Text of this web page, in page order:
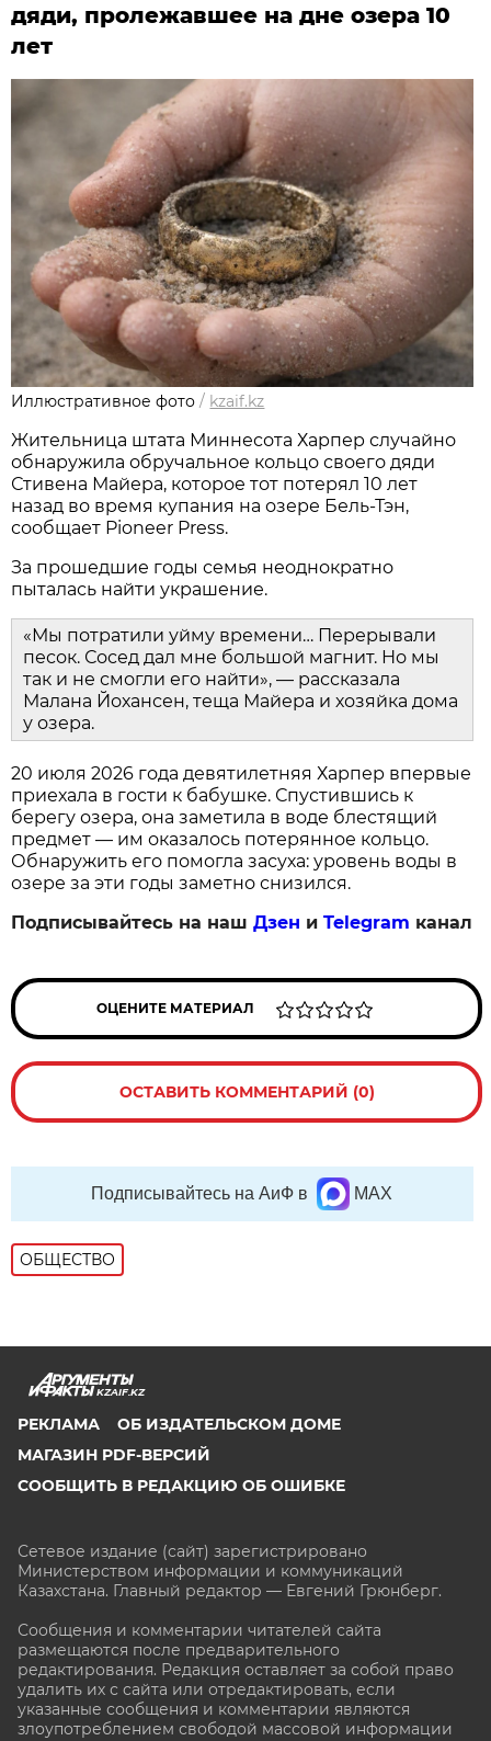
дяди, пролежавшее на дне озера 10
лет
Иллюстративное фото / kzaif.kz
Жительница штата Миннесота Харпер случайно
обнаружила обручальное кольцо своего дяди
Стивена Майера, которое тот потерял 10 лет
назад во время купания на озере Бель-Тэн,
сообщает Pioneer Press.
За прошедшие годы семья неоднократно
пыталась найти украшение.
«Мы потратили уйму времени… Перерывали
песок. Сосед дал мне большой магнит. Но мы
так и не смогли его найти», — рассказала
Малана Йохансен, теща Майера и хозяйка дома
у озера.
20 июля 2026 года девятилетняя Харпер впервые
приехала в гости к бабушке. Спустившись к
берегу озера, она заметила в воде блестящий
предмет — им оказалось потерянное кольцо.
Обнаружить его помогла засуха: уровень воды в
озере за эти годы заметно снизился.
Подписывайтесь на нашДзен иTelegram канал
ОЦЕНИТЕ МАТЕРИАЛ
ОСТАВИТЬ КОММЕНТАРИЙ (0)
Подписывайтесь на АиФ в MAX
ОБЩЕСТВО
KZAIF.KZ
РЕКЛАМА
ОБ ИЗДАТЕЛЬСКОМ ДОМЕ
МАГАЗИН PDF-ВЕРСИЙ
СООБЩИТЬ В РЕДАКЦИЮ ОБ ОШИБКЕ
Сетевое издание (сайт) зарегистрировано
Министерством информации и коммуникаций
Казахстана. Главный редактор — Евгений Грюнберг.
Сообщения и комментарии читателей сайта
размещаются после предварительного
редактирования. Редакция оставляет за собой право
удалить их с сайта или отредактировать, если
указанные сообщения и комментарии являются
злоупотреблением свободой массовой информации